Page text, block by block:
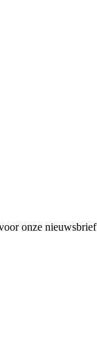
onze nieuwsbrief